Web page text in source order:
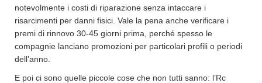
notevolmente i costi di riparazione senza intaccare i
risarcimenti per danni fisici. Vale la pena anche verificare i
premi di rinnovo 30-45 giorni prima, perché spesso le
compagnie lanciano promozioni per particolari profili o periodi
dell’anno.
E poi ci sono quelle piccole cose che non tutti sanno: l’Rc